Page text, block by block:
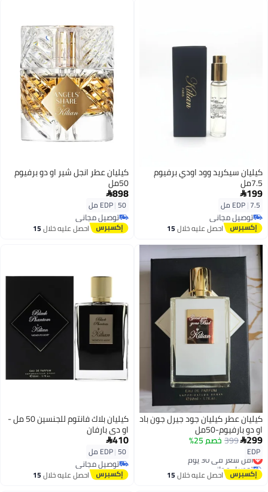
كيليان سيكريد وود اودي برفيوم
7.5مل
199
EDP|7.5 مل
توصيل مجاني
توصيل مجانياحصل عليه خلال15
كيليان عطر انجل شير او دو برفيوم
50مل
898
EDP|50 مل
توصيل مجاني
توصيل مجانياحصل عليه خلال15
كيليان عطر كيليان جود جيرل جون باد
او دو بارفيوم-50مل
299
399 خصم 25%
EDPأقل سعر في 30 يوم
توصيل مجاني
أقل سعر في 30 يوماحصل عليه خلال15
اغسطس
كيليان بلاك فانتوم للجنسين 50 مل -
او دى بارفان
410
EDP|50 مل
توصيل مجاني
توصيل مجانياحصل عليه خلال15
اغسطس